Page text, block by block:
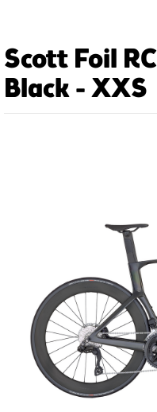
Scott Foil
Black - XXS